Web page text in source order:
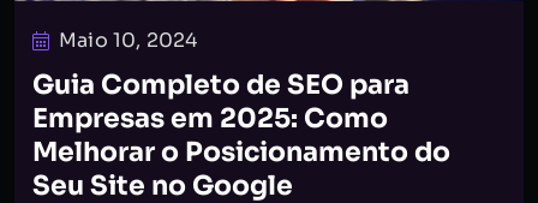
Maio 10, 2024
Guia Completo de SEO para
Empresas em 2025: Como
Melhorar o Posicionamento do
Seu Site no Google